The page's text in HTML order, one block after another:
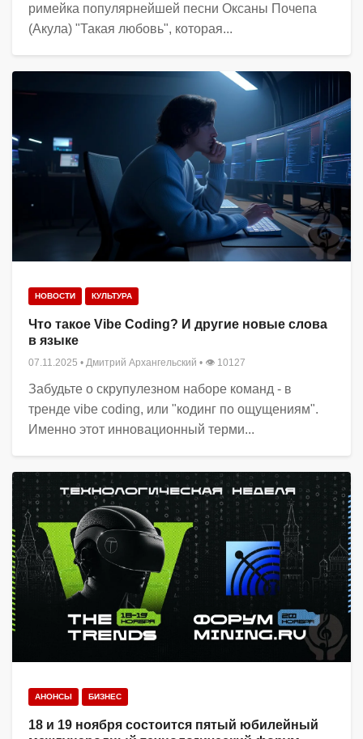
римейка популярнейшей песни Оксаны Почепа
(Акула) "Такая любовь", которая...
НОВОСТИ КУЛЬТУРА
Что такое Vibe Coding? И другие новые слова
в языке
07.11.2025 • Дмитрий Архангельский • 👁 10127
Забудьте о скрупулезном наборе команд - в
тренде vibe coding, или "кодинг по ощущениям".
Именно этот инновационный терми...
АНОНСЫ БИЗНЕС
18 и 19 ноября состоится пятый юбилейный